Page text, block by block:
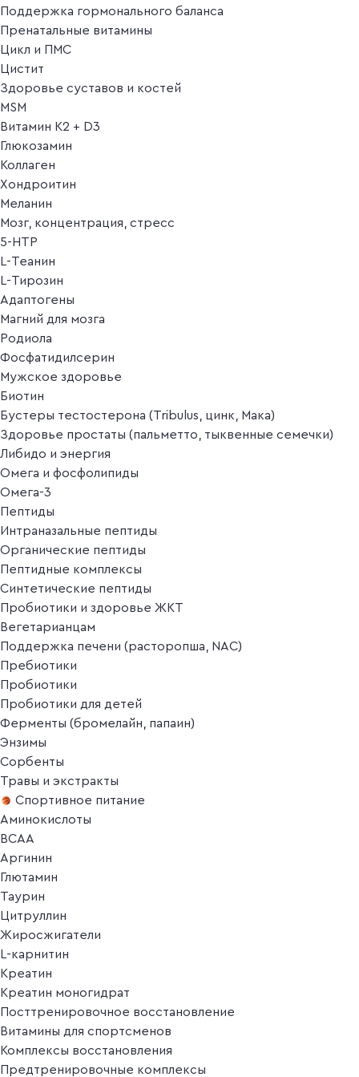
Поддержка гормонального баланса
Пренатальные витамины
Цикл и ПМС
Цистит
Здоровье суставов и костей
MSM
Витамин K2 + D3
Глюкозамин
Коллаген
Хондроитин
Меланин
Мозг, концентрация, стресс
5-HTP
L-Теанин
L-Тирозин
Адаптогены
Магний для мозга
Родиола
Фосфатидилсерин
Мужское здоровье
Биотин
Бустеры тестостерона (Tribulus, цинк, Мака)
Здоровье простаты (пальметто, тыквенные семечки)
Либидо и энергия
Омега и фосфолипиды
Омега-3
Пептиды
Интраназальные пептиды
Органические пептиды
Пептидные комплексы
Синтетические пептиды
Пробиотики и здоровье ЖКТ
Вегетарианцам
Поддержка печени (расторопша, NAC)
Пребиотики
Пробиотики
Пробиотики для детей
Ферменты (бромелайн, папаин)
Энзимы
Сорбенты
Травы и экстракты
Спортивное питание
Аминокислоты
BCAA
Аргинин
Глютамин
Таурин
Цитруллин
Жиросжигатели
L-карнитин
Креатин
Креатин моногидрат
Посттренировочное восстановление
Витамины для спортсменов
Комплексы восстановления
Предтренировочные комплексы